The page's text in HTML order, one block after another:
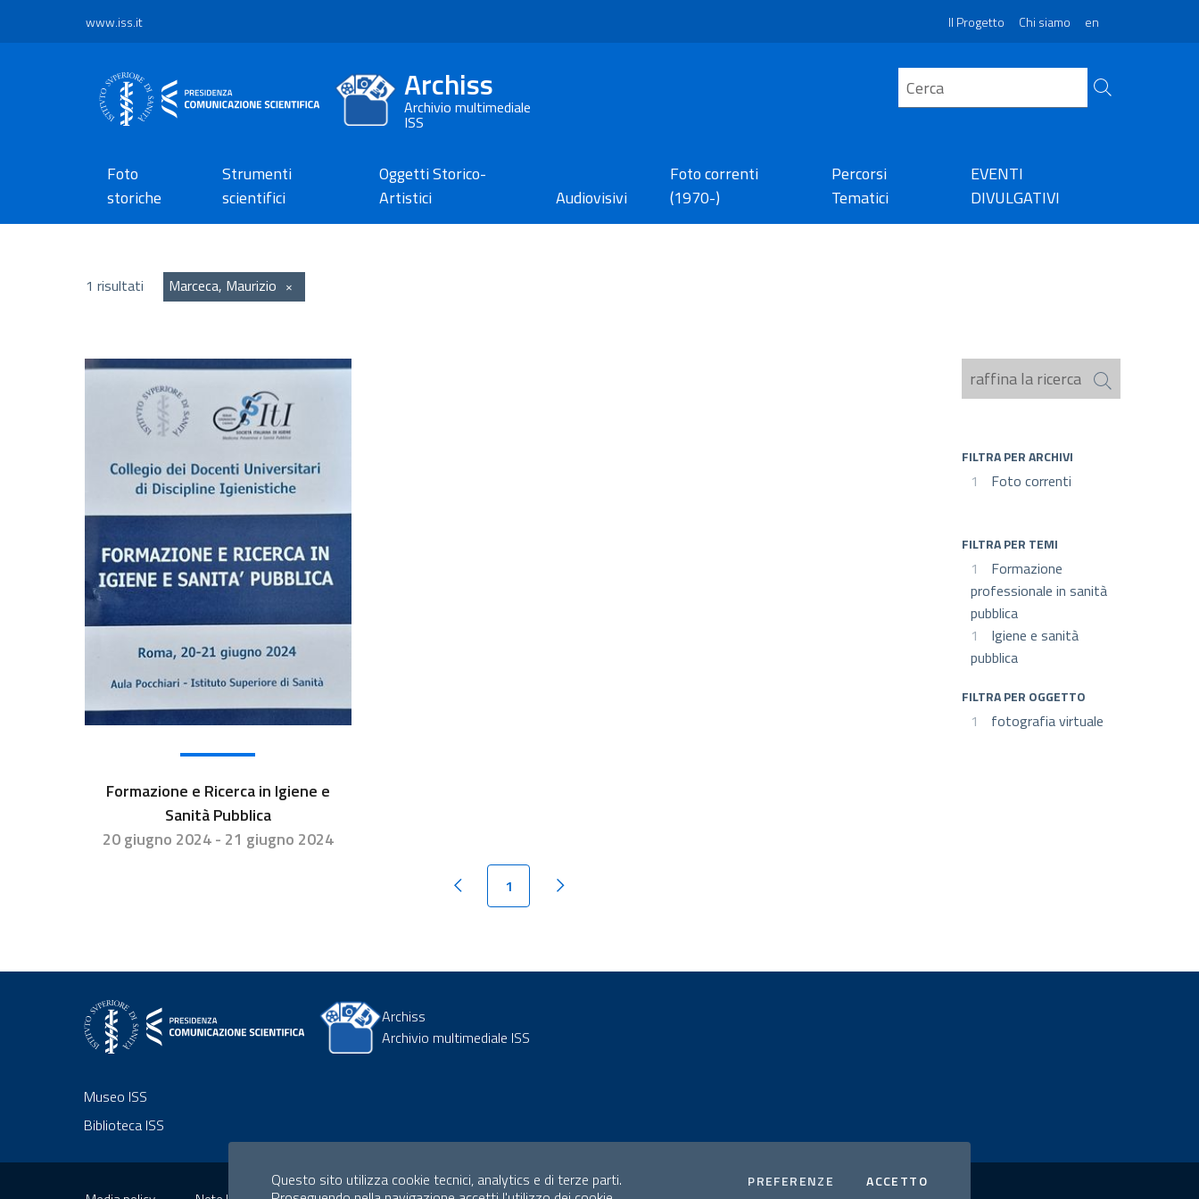
www.iss.it Il Progetto Chi siamo en
Archiss
Archivio multimediale
ISS
Foto
storiche
Strumenti
scientifici
Oggetti Storico-
Artistici
Audiovisivi
Foto correnti
(1970-)
Percorsi
Tematici
EVENTI
DIVULGATIVI
1 risultati Marceca, Maurizio
Formazione e Ricerca in Igiene e
Sanità Pubblica
20 giugno 2024 - 21 giugno 2024
Pagina precedente
1 Pagina successiva
FILTRA PER ARCHIVI
1 Foto correnti
FILTRA PER TEMI
1
Formazione
professionale in sanità
pubblica
1
Igiene e sanità
pubblica
FILTRA PER OGGETTO
1 fotografia virtuale
Archiss
Archivio multimediale ISS
Museo ISS
Biblioteca ISS
Questo sito utilizza cookie tecnici, analytics e di terze parti.
PREFERENZE COOKIESACCETTOI COOKIES